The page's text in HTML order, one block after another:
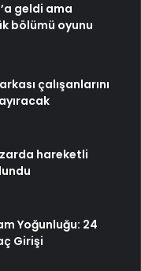
geldi ama
bölümü oyunu
çalışanlarını
hareketli
Yoğunluğu: 24
Girişi